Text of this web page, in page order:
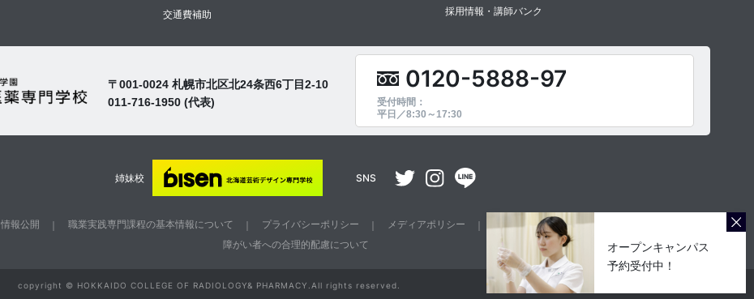
交通費補助
採用情報・講師バンク
〒001-0024 札幌市北区北24条西6丁目2-10
011-716-1950(代表)
0120-5888-97
受付時間：
平日／8:30～17:30
姉妹校 SNS
情報公開 職業実践専門課程の基本情報について プライバシーポリシー メディアポリシー サイトマップ
採用情報・講師バンク
障がい者への合理的配慮について
copyright © HOKKAIDO COLLEGE OF RADIOLOGY& PHARMACY.All rights reserved.
オープンキャンパス
予約受付中！